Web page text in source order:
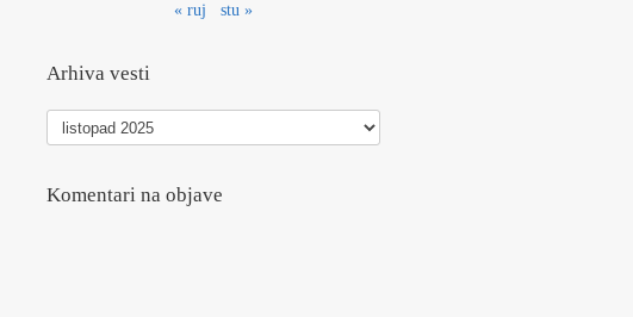
« ruj stu »
Arhiva vesti
Arhiva
vesti
Komentari na objave